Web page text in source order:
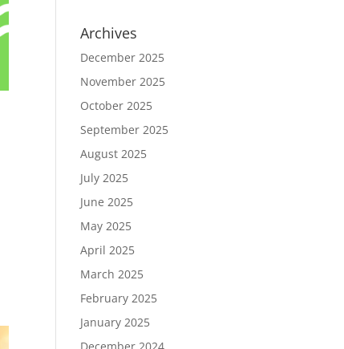
Archives
December 2025
November 2025
October 2025
September 2025
August 2025
July 2025
June 2025
May 2025
April 2025
March 2025
February 2025
January 2025